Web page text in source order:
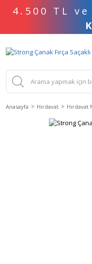
4.500 TL ve
Anasayfa Hırdavat Hırdavat